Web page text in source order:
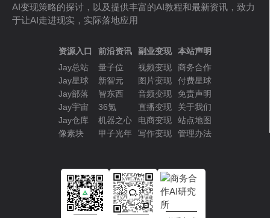
AI变现策略的探讨，以及提供丰富的AI教程和最新资讯，致力
于让AI走进现实，实际落地应用
资源入口
Jay总站
Jay星球
Jay部落
Jay宇宙
Jay仓库
像素块
前沿资讯
量子位
新智元
智东西
36氪
机器之心
甲子光年
副业变现
视频变现
图片变现
音频变现
直播变现
电商变现
写作变现
本站声明
商务合作
付费星球
免责声明
关于我们
站点地图
管理办法